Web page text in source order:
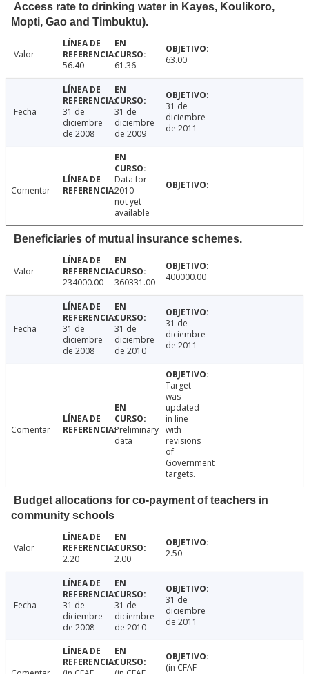
Access rate to drinking water in Kayes, Koulikoro,
Mopti, Gao and Timbuktu).
Valor
56.40
61.36 63.00
Fecha
31 de
diciembre
de 2008
31 de
diciembre
de 2009
31 de
diciembre
de 2011
Comentar
Data for
2010
not yet
available
Beneficiaries of mutual insurance schemes.
Valor
234000.00
360331.00 400000.00
Fecha
31 de
diciembre
de 2008
31 de
diciembre
de 2010
31 de
diciembre
de 2011
Comentar
Preliminary
data
Target
was
updated
in line
with
revisions
of
Government
targets.
Budget allocations for co-payment of teachers in
community schools
Valor
2.20
2.00 2.50
Fecha
31 de
diciembre
de 2008
31 de
diciembre
de 2010
31 de
diciembre
de 2011
(in CFAF